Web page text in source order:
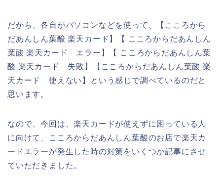
だから、各自がパソコンなどを使って、【こころから
だあんしん葉酸 楽天カード】【 こころからだあんしん
葉酸 楽天カード エラー】【 こころからだあんしん葉
酸 楽天カード 失敗】【こころからだあんしん葉酸 楽
天カード 使えない】という感じで調べているのだと
思います。
なので、今回は、楽天カードが使えずに困っている人
に向けて、こころからだあんしん葉酸のお店で楽天カ
ードエラーが発生した時の対策をいくつか記事にさせ
ていただきました。